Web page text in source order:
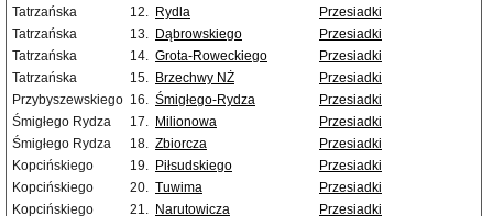
Tatrzańska
12. Rydla
Przesiadki
Tatrzańska
13. Dąbrowskiego
Przesiadki
Tatrzańska
14. Grota-Roweckiego
Przesiadki
Tatrzańska
15. Brzechwy NŻ
Przesiadki
Przybyszewskiego 16. Śmigłego-Rydza
Przesiadki
Śmigłego Rydza
17. Milionowa
Przesiadki
Śmigłego Rydza
18. Zbiorcza
Przesiadki
Kopcińskiego
19. Piłsudskiego
Przesiadki
Kopcińskiego
20. Tuwima
Przesiadki
Kopcińskiego
21. Narutowicza Przesiadki